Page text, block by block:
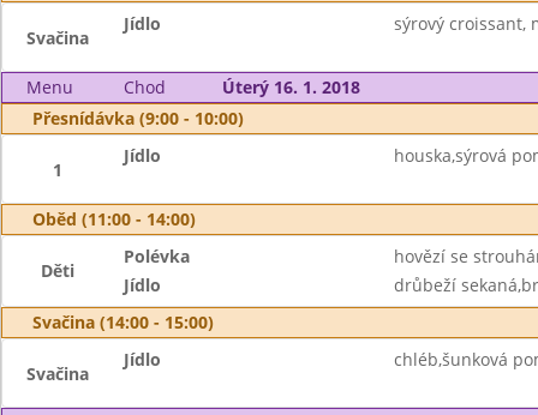
Svačina
Jídlo sýrový croissant,
Menu Chod
Úterý 16. 1. 2018
Přesnídávka (9:00 - 10:00)
1
Jídlo houska,sýrová
Oběd (11:00 - 14:00)
Děti
Polévka
hovězí se
Jídlo
drůbeží
Svačina (14:00 - 15:00)
Svačina
Jídlo chléb,šunková